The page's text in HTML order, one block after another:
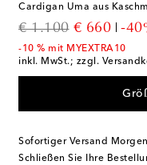
Cardigan Uma aus
€ 1.100
original price
€ 660
discount
-
-10 % mit MYEXTRA10
inkl. MwSt.; zzgl.
Sofortiger Versand
Schließen Sie Ihre